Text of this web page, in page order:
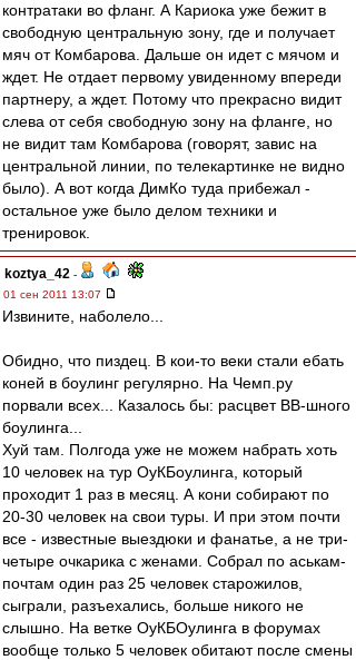
контратаки во фланг. А Кариока уже бежит в
свободную центральную зону, где и получает
мяч от Комбарова. Дальше он идет с мячом и
ждет. Не отдает первому увиденному впереди
партнеру, а ждет. Потому что прекрасно видит
слева от себя свободную зону на фланге, но
не видит там Комбарова (говорят, завис на
центральной линии, по телекартинке не видно
было). А вот когда ДимКо туда прибежал -
остальное уже было делом техники и
тренировок.
koztya_42 -
01 сен 2011 13:07
Извините, наболело...
Обидно, что пиздец. В кои-то веки стали ебать
коней в боулинг регулярно. На Чемп.ру
порвали всех... Казалось бы: расцвет ВВ-шного
боулинга...
Хуй там. Полгода уже не можем набрать хоть
10 человек на тур ОуКБоулинга, который
проходит 1 раз в месяц. А кони собирают по
20-30 человек на свои туры. И при этом почти
все - известные выездюки и фанатье, а не три-
четыре очкарика с женами. Собрал по аськам-
почтам один раз 25 человек старожилов,
сыграли, разъехались, больше никого не
слышно. На ветке ОуКБОулинга в форумах
вообще только 5 человек обитают после смены